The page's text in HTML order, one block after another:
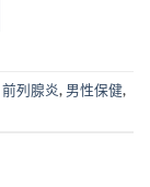
前列腺炎, 男性保健,